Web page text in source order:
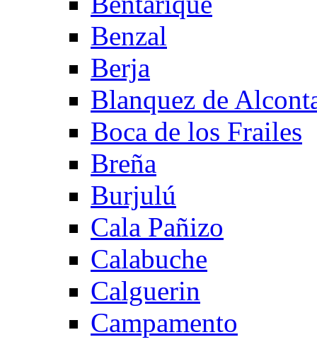
Benzal
Berja
Blanquez de
Boca de los Frailes
Breña
Burjulú
Cala Pañizo
Calabuche
Calguerin
Campamento